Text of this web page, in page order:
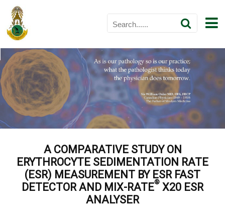
A COMPARATIVE STUDY ON
ERYTHROCYTE SEDIMENTATION RATE
(ESR) MEASUREMENT BY ESR FAST
DETECTOR AND MIX-RATE® X20 ESR
ANALYSER